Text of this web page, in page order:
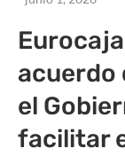
acuerdo
el
facilitar